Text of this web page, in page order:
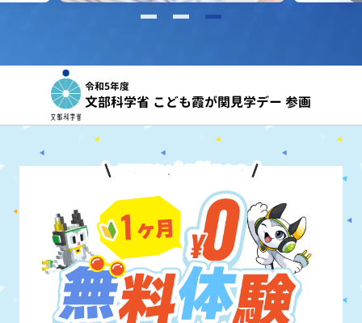
令和5年度
文部科学省 こども霞が関見学デー 参画
期間限定！8月 31 まで